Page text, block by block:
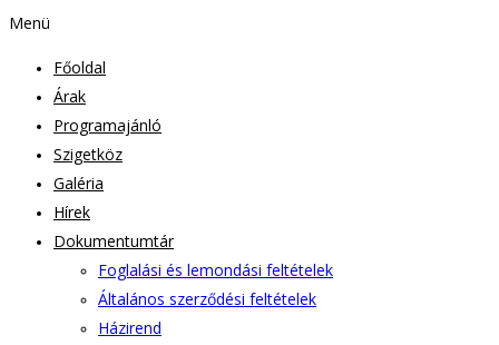
Menü
Főoldal
Árak
Programajánló
Szigetköz
Galéria
Hírek
Dokumentumtár
Foglalási és lemondási feltételek
Általános szerződési feltételek
Házirend